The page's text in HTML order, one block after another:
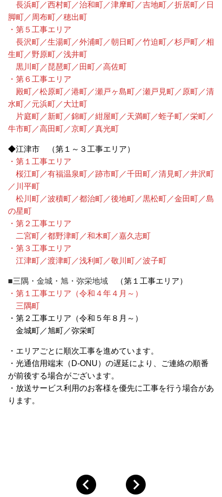
長浜町／西村町／治和町／津摩町／吉地町／折居町／日
脚町／周布町／穂出町
・第５工事エリア
長沢町／生湯町／外浦町／朝日町／竹迫町／杉戸町／相
生町／野原町／浅井町
黒川町／琵琶町／田町／高佐町
・第６工事エリア
殿町／松原町／港町／瀬戸ヶ島町／瀬戸見町／原町／清
水町／元浜町／大辻町
片庭町／新町／錦町／紺屋町／天満町／蛭子町／栄町／
牛市町／高田町／京町／真光町
◆江津市 （第１～３工事エリア）
・第１工事エリア
桜江町／有福温泉町／跡市町／千田町／清見町／井沢町
／川平町
松川町／波積町／都治町／後地町／黒松町／金田町／島
の星町
・第２工事エリア
二宮町／都野津町／和木町／嘉久志町
・第３工事エリア
江津町／渡津町／浅利町／敬川町／波子町
■三隅・金城・旭・弥栄地域 （第１工事エリア）
・第１工事エリア（令和４年４月～）
三隅町
・第２工事エリア（令和５年８月～）
金城町／旭町／弥栄町
・エリアごとに順次工事を進めています。
・光通信用端末（D-ONU）の遅延により、ご連絡の順番
が前後する場合がございます。
・放送サービス利用のお客様を優先に工事を行う場合があ
ります。